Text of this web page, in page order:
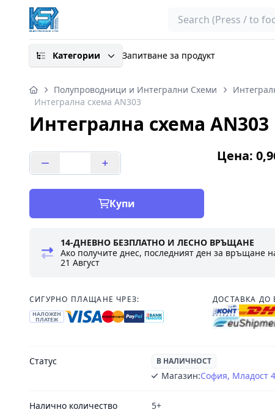
Search
Категории Запитване за продукт
Полупроводници и Интегрални Схеми
Интегрална схема AN303
Интегрална схема AN303
Цена:
Купи
14-ДНЕВНО БЕЗПЛАТНО И ЛЕСНО ВРЪЩАНЕ
Ако получите днес, последният ден за връщане
21 Август
СИГУРНО ПЛАЩАНЕ ЧРЕЗ:
НАЛОЖЕН
ПЛАТЕЖ
ДОСТАВКА ДО
Статус В НАЛИЧНОСТ
Магазин:София, Младост 4
Налично количество 5+